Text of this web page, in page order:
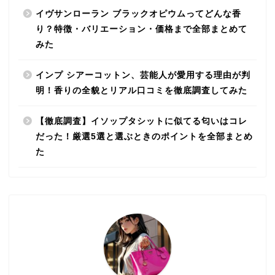
イヴサンローラン ブラックオピウムってどんな香
り？特徴・バリエーション・価格まで全部まとめて
みた
インプ シアーコットン、芸能人が愛用する理由が判
明！香りの全貌とリアル口コミを徹底調査してみた
【徹底調査】イソップタシットに似てる匂いはコレ
だった！厳選5選と選ぶときのポイントを全部まとめ
た